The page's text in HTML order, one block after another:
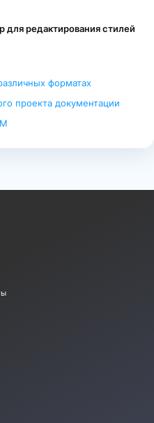
редактирования стилей
форматах
проекта документации